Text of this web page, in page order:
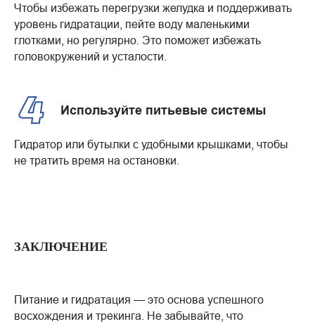
Чтобы избежать перегрузки желудка и поддерживать
уровень гидратации, пейте воду маленькими
глотками, но регулярно. Это поможет избежать
головокружений и усталости.
Используйте питьевые системы
Гидратор или бутылки с удобными крышками, чтобы
не тратить время на остановки.
ЗАКЛЮЧЕНИЕ
Питание и гидратация — это основа успешного
восхождения и трекинга. Не забывайте, что